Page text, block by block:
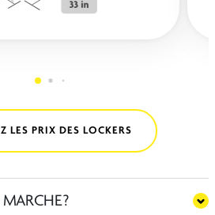
LES PRIX DES LOCKERS